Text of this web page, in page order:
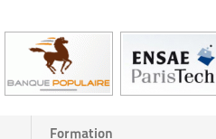
Formation